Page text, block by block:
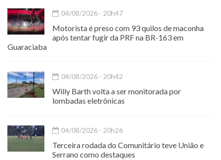
04/08/2026 - 20h47
Motorista é preso com 93 quilos de maconha
após tentar fugir da PRF na BR-163 em
Guaraciaba
04/08/2026 - 20h42
Willy Barth volta a ser monitorada por
lombadas eletrônicas
04/08/2026 - 20h26
Terceira rodada do Comunitário teve União e
Serrano como destaques